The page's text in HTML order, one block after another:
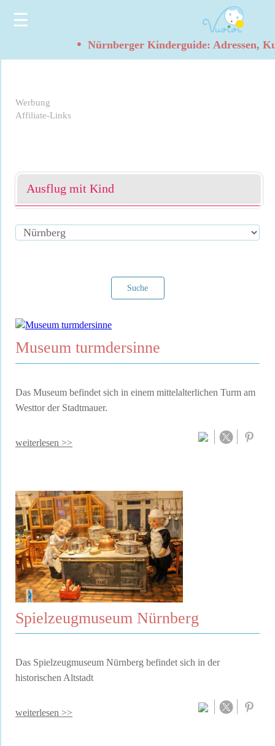
☰
• Nürnberger Kinderguide: Adressen,
Werbung
Affiliate-Links
Ausflug mit Kind
Suche
Museum turmdersinne
Das Museum befindet sich in einem mittelalterlichen Turm am
Westtor der Stadtmauer.
weiterlesen >>
Spielzeugmuseum Nürnberg
Das Spielzeugmuseum Nürnberg befindet sich in der
historischen Altstadt
weiterlesen >>